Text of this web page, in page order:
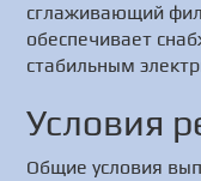
сглаживающий
обеспечивает
стабильным
Условия
Общие условия